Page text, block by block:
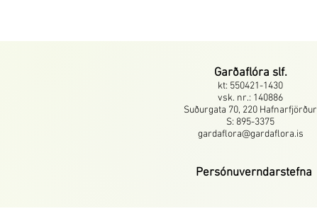
Garðaflóra slf.
kt: 550421-1430
vsk. nr.: 140886
Suðurgata 70, 220 Hafnarfjörður
S: 895-3375
gardaflora@gardaflora.is
Persónuverndarstefna